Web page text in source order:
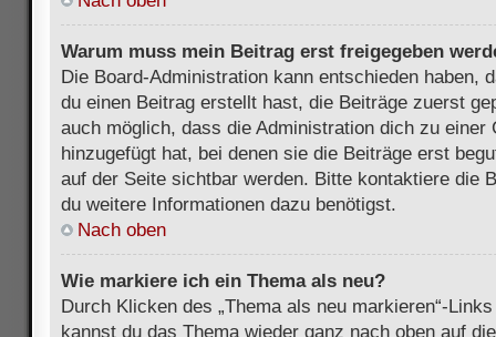
Warum muss mein Beitrag erst freigegeben
Die Board-Administration kann entschieden haben,
du einen Beitrag erstellt hast, die Beiträge zuerst
auch möglich, dass die Administration dich zu einer
hinzugefügt hat, bei denen sie die Beiträge erst
auf der Seite sichtbar werden. Bitte kontaktiere die
du weitere Informationen dazu benötigst.
Nach oben
Wie markiere ich ein Thema als neu?
Durch Klicken des „Thema als neu markieren“-
kannst du das Thema wieder ganz nach oben auf